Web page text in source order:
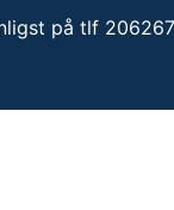
på tlf